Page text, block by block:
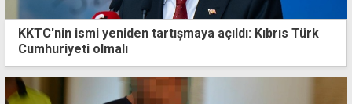
KKTC'nin ismi yeniden tartışmaya açıldı: Kıbrıs Türk
Cumhuriyeti olmalı